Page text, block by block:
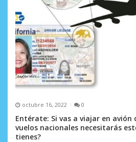
t
r
a
d
a
s octubre 16, 2022 0
Entérate: Si vas a viajar en avión
vuelos nacionales necesitarás
tienes?